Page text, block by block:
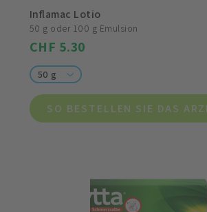
Inflamac Lotio
50 g oder 100 g Emulsion
CHF 5.30
50 g
SO BESTELLEN SIE DAS